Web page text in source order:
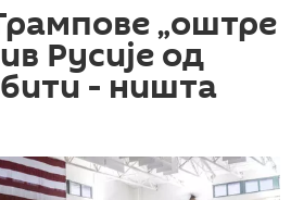
„оштре
Русије од
- ништа